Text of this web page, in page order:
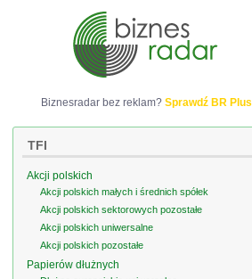
Biznesradar bez reklam? Sprawdź BR Plus
TFI
Akcji polskich
Akcji polskich małych i średnich spółek
Akcji polskich sektorowych pozostałe
Akcji polskich uniwersalne
Akcji polskich pozostałe
Papierów dłużnych